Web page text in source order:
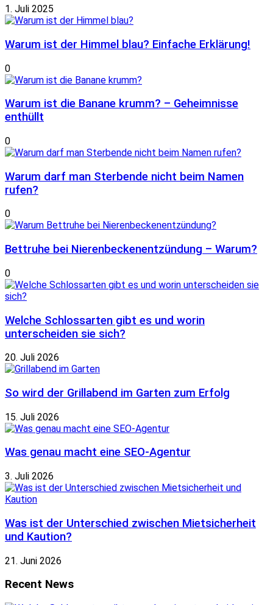
1. Juli 2025
Warum ist der Himmel blau? Einfache Erklärung!
0
Warum ist die Banane krumm? – Geheimnisse
enthüllt
0
Warum darf man Sterbende nicht beim Namen
rufen?
0
Bettruhe bei Nierenbeckenentzündung – Warum?
0
Welche Schlossarten gibt es und worin
unterscheiden sie sich?
20. Juli 2026
So wird der Grillabend im Garten zum Erfolg
15. Juli 2026
Was genau macht eine SEO-Agentur
3. Juli 2026
Was ist der Unterschied zwischen Mietsicherheit
und Kaution?
21. Juni 2026
Recent News